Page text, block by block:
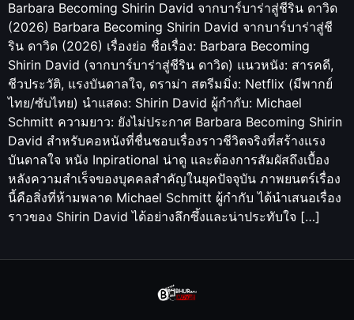
Barbara Becoming Shirin David จากบาร์บาร่าสู่ชีริน ดาวิด
(2026) Barbara Becoming Shirin David จากบาร์บาร่าสู่ชี
ริน ดาวิด (2026) เรื่องย่อ ชื่อเรื่อง: Barbara Becoming
Shirin David (จากบาร์บาร่าสู่ชีริน ดาวิด) แนวหนัง: สารคดี,
ชีวประวัติ, แรงบันดาลใจ, ดราม่า สตรีมมิ่ง: Netflix (มีพากย์
ไทย/ซับไทย) นำแสดง: Shirin David ผู้กำกับ: Michael
Schmitt ความยาว: ยังไม่ประกาศ Barbara Becoming Shirin
David สำหรับคอหนังที่ชื่นชอบเรื่องราวชีวิตจริงที่สร้างแรง
บันดาลใจ หนัง Inpirational น่าดู และต้องการสัมผัสถึงเบื้อง
หลังความสำเร็จของบุคคลสำคัญในยุคปัจจุบัน ภาพยนตร์เรื่อง
นี้คือสิ่งที่ห้ามพลาด Michael Schmitt ผู้กำกับ ได้นำเสนอเรื่อง
ราวของ Shirin David ได้อย่างลึกซึ้งและน่าประทับใจ […]